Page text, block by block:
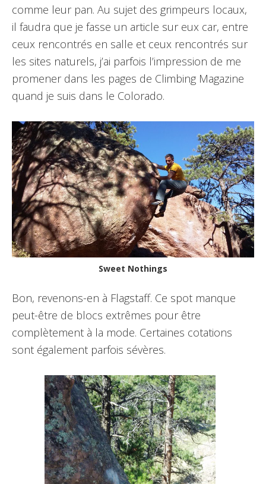
comme leur pan. Au sujet des grimpeurs locaux,
il faudra que je fasse un article sur eux car, entre
ceux rencontrés en salle et ceux rencontrés sur
les sites naturels, j’ai parfois l’impression de me
promener dans les pages de Climbing Magazine
quand je suis dans le Colorado.
Sweet Nothings
Bon, revenons-en à Flagstaff. Ce spot manque
peut-être de blocs extrêmes pour être
complètement à la mode. Certaines cotations
sont également parfois sévères.